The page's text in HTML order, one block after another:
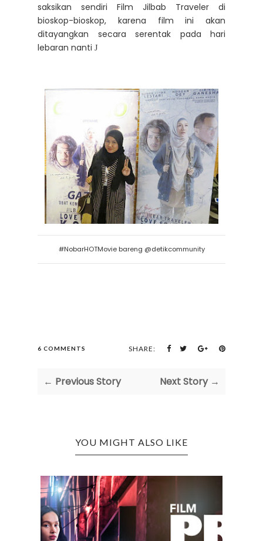
saksikan sendiri Film Jilbab Traveler di
bioskop-bioskop, karena film ini akan
ditayangkan secara serentak pada hari
lebaran nanti J
#NobarHOTMovie bareng @detikcommunity
6 COMMENTS SHARE:
← Previous Story Next Story →
YOU MIGHT ALSO LIKE